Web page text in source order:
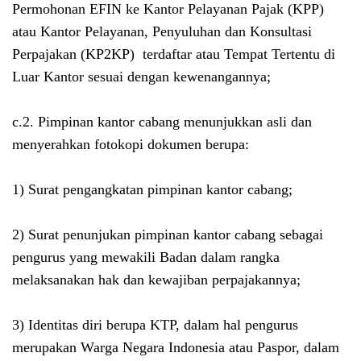
Permohonan EFIN ke Kantor Pelayanan Pajak (KPP)
atau Kantor Pelayanan, Penyuluhan dan Konsultasi
Perpajakan (KP2KP) terdaftar atau Tempat Tertentu di
Luar Kantor sesuai dengan kewenangannya;
c.2. Pimpinan kantor cabang menunjukkan asli dan
menyerahkan fotokopi dokumen berupa:
1) Surat pengangkatan pimpinan kantor cabang;
2) Surat penunjukan pimpinan kantor cabang sebagai
pengurus yang mewakili Badan dalam rangka
melaksanakan hak dan kewajiban perpajakannya;
3) Identitas diri berupa KTP, dalam hal pengurus
merupakan Warga Negara Indonesia atau Paspor, dalam